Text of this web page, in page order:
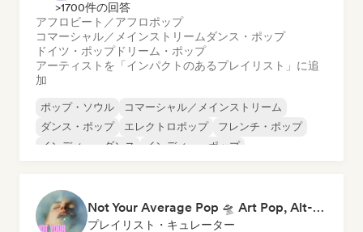
>1700件の回答
アフロビート／アフロポップ
コマーシャル／メインストリーム ダンス・ポップ
ドイツ・ポップドリーム・ポップ
アーティストを「インパクトのあるプレイリスト」に追
加
ポップ・ソウル
コマーシャル／メインストリーム
ダンス・ポップ
エレクトロポップ
フレンチ・ポップ
インディー・ダンス
インディー・ポップ
Not Your Average Pop 🛸 Art Pop, Alt-Pop & Indie Pop
プレイリスト・キュレーター